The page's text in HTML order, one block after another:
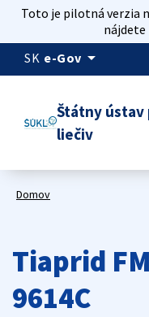
Toto je pilotná verzia
nájdete
SK e-Gov arrow_drop_down
Štátny
liečiv
Domov
Tiaprid
9614C